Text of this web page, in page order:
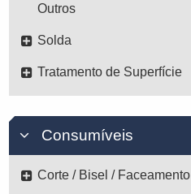
Outros
Solda
Tratamento de Superfície
Consumíveis
Corte / Bisel / Faceamento